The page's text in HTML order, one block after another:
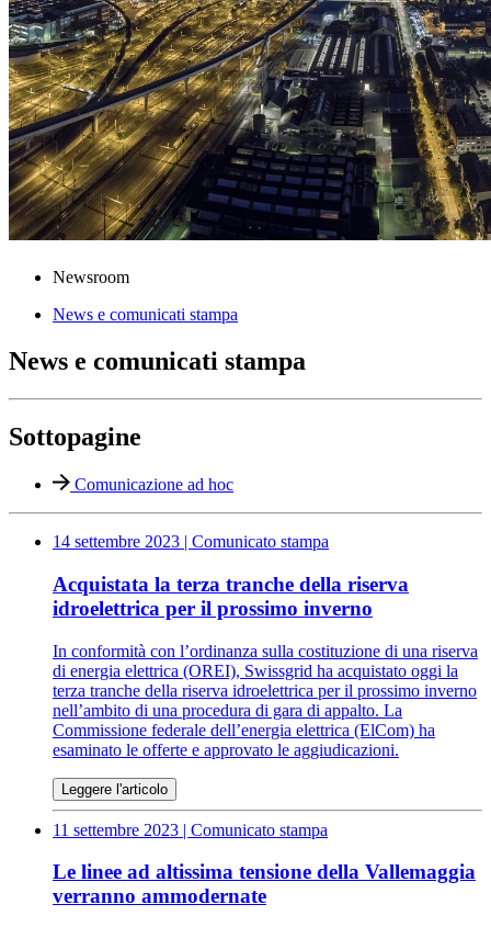
Newsroom
News e comunicati stampa
News e comunicati stampa
Sottopagine
Comunicazione ad hoc
14 settembre 2023 | Comunicato stampa
Acquistata la terza tranche della riserva
idroelettrica per il prossimo inverno
In conformità con l’ordinanza sulla costituzione di una riserva
di energia elettrica (OREI), Swissgrid ha acquistato oggi la
terza tranche della riserva idroelettrica per il prossimo inverno
nell’ambito di una procedura di gara di appalto. La
Commissione federale dell’energia elettrica (ElCom) ha
esaminato le offerte e approvato le aggiudicazioni.
Leggere l'articolo
11 settembre 2023 | Comunicato stampa
Le linee ad altissima tensione della Vallemaggia
verranno ammodernate